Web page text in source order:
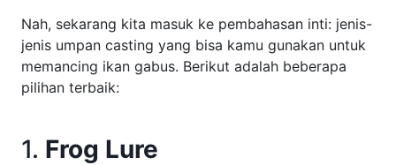
Nah, sekarang kita masuk ke pembahasan inti: jenis-
jenis umpan casting yang bisa kamu gunakan untuk
memancing ikan gabus. Berikut adalah beberapa
pilihan terbaik:
1. Frog Lure